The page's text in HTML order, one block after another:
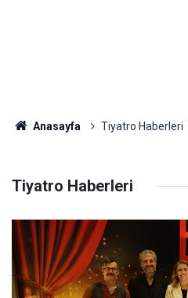
Anasayfa Tiyatro Haberleri
Tiyatro Haberleri